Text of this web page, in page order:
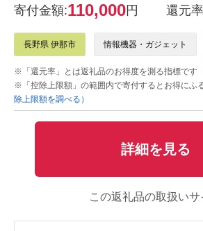
寄付金額:110,000円 還元
長野県 伊那市 情報機器・ガジェット
※「還元率」とは返礼品のお得度を測る指標です
※「控除上限額」の範囲内で寄付するとお得にふ
除上限額を調べる）
詳細を見る
この返礼品の取扱いサ